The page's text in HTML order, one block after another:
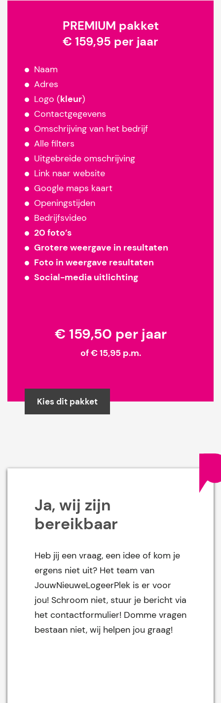
PREMIUM pakket
€ 159,95 per jaar
Naam
Adres
Logo (kleur)
Contactgegevens
Omschrijving van het bedrijf
Alle filters
Uitgebreide omschrijving
Link naar website
Google maps kaart
Openingstijden
Bedrijfsvideo
20 foto’s
Grotere weergave in resultaten
Foto in weergave resultaten
Social-media uitlichting
€ 159,50 per jaar
of € 15,95 p.m.
Kies dit pakket
Ja, wij zijn
bereikbaar
Heb jij een vraag, een idee of kom je
ergens niet uit? Het team van
JouwNieuweLogeerPlek is er voor
jou! Schroom niet, stuur je bericht via
het contactformulier! Domme vragen
bestaan niet, wij helpen jou graag!